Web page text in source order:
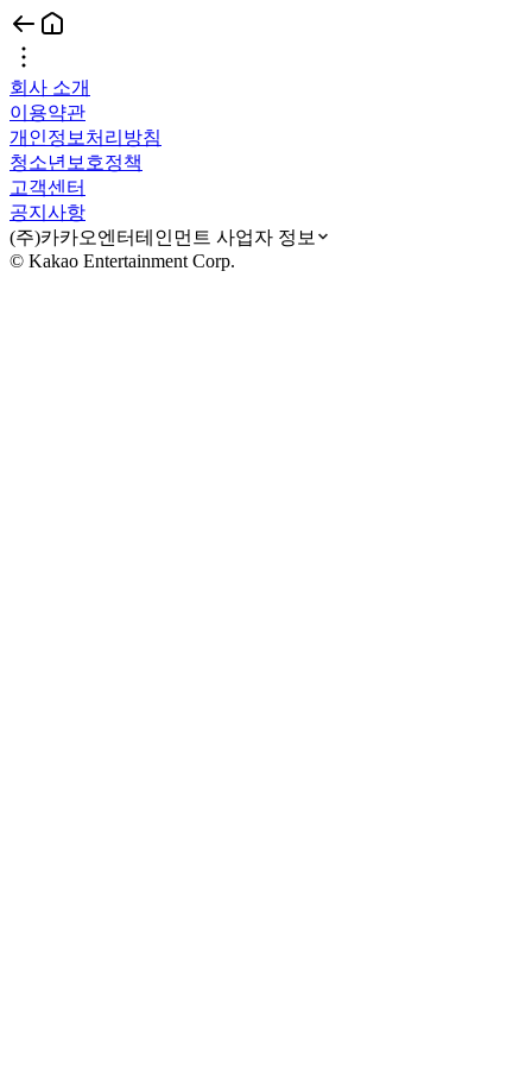
회사 소개
이용약관
개인정보처리방침
청소년보호정책
고객센터
공지사항
(주)카카오엔터테인먼트 사업자 정보
© Kakao Entertainment Corp.